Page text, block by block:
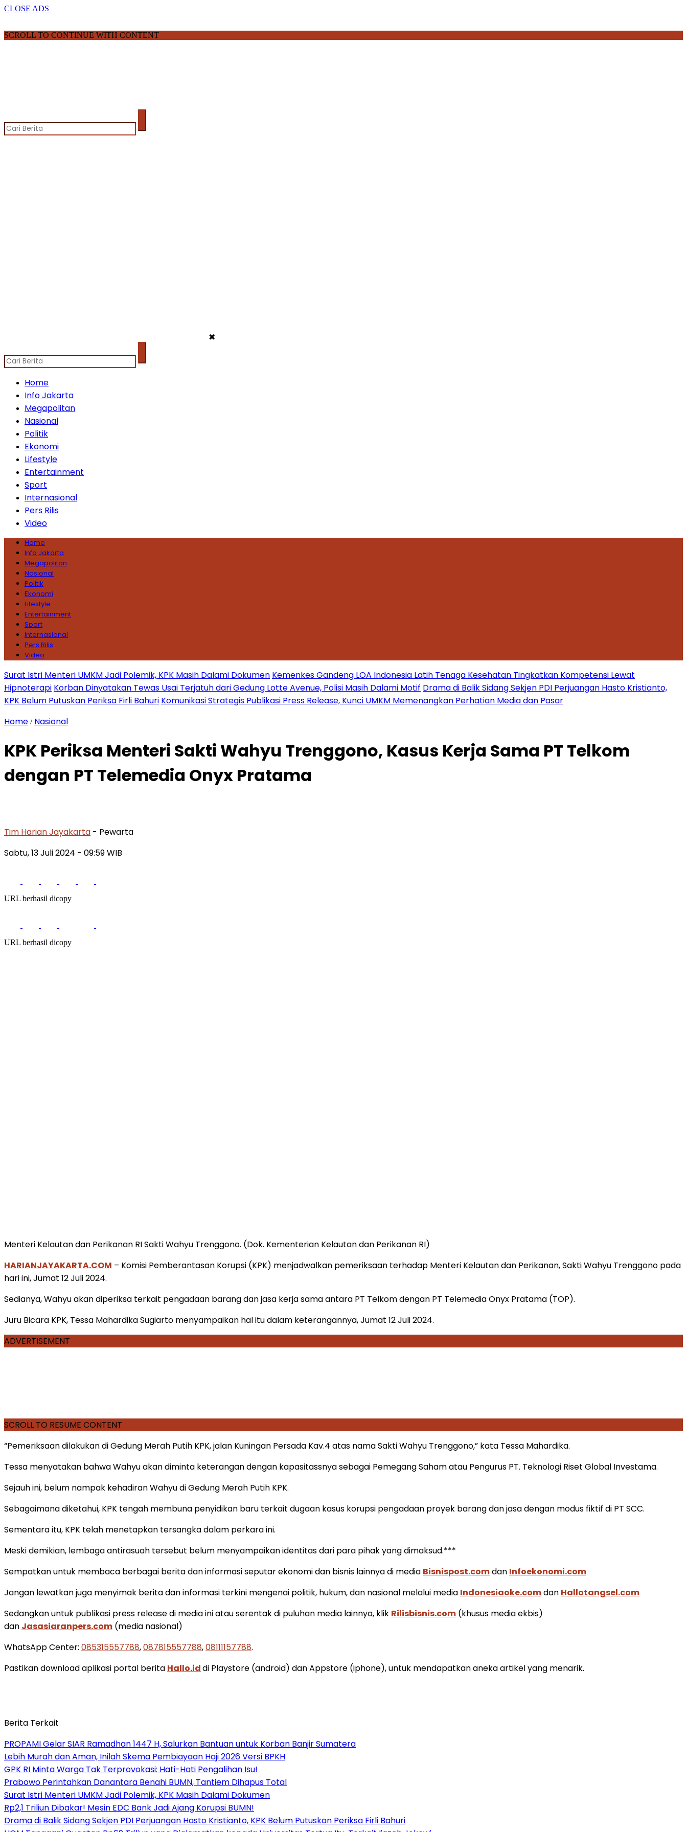
CLOSE ADS
SCROLL TO CONTINUE WITH CONTENT
✖
Home
Info Jakarta
Megapolitan
Nasional
Politik
Ekonomi
Lifestyle
Entertainment
Sport
Internasional
Pers Rilis
Video
Home
Info Jakarta
Megapolitan
Nasional
Politik
Ekonomi
Lifestyle
Entertainment
Sport
Internasional
Pers Rilis
Video
Surat Istri Menteri UMKM Jadi Polemik, KPK Masih Dalami Dokumen Kemenkes Gandeng LOA Indonesia Latih Tenaga Kesehatan Tingkatkan Kompetensi Lewat
Hipnoterapi Korban Dinyatakan Tewas Usai Terjatuh dari Gedung Lotte Avenue, Polisi Masih Dalami Motif Drama di Balik Sidang Sekjen PDI Perjuangan Hasto Kristianto,
KPK Belum Putuskan Periksa Firli Bahuri Komunikasi Strategis Publikasi Press Release, Kunci UMKM Memenangkan Perhatian Media dan Pasar
Home / Nasional
KPK Periksa Menteri Sakti Wahyu Trenggono, Kasus Kerja Sama PT Telkom
dengan PT Telemedia Onyx Pratama
Tim Harian Jayakarta - Pewarta
Sabtu, 13 Juli 2024 - 09:59 WIB
URL berhasil dicopy
URL berhasil dicopy
Menteri Kelautan dan Perikanan RI Sakti Wahyu Trenggono. (Dok. Kementerian Kelautan dan Perikanan RI)
HARIANJAYAKARTA.COM – Komisi Pemberantasan Korupsi (KPK) menjadwalkan pemeriksaan terhadap Menteri Kelautan dan Perikanan, Sakti Wahyu Trenggono pada
hari ini, Jumat 12 Juli 2024.
Sedianya, Wahyu akan diperiksa terkait pengadaan barang dan jasa kerja sama antara PT Telkom dengan PT Telemedia Onyx Pratama (TOP).
Juru Bicara KPK, Tessa Mahardika Sugiarto menyampaikan hal itu dalam keterangannya, Jumat 12 Juli 2024.
ADVERTISEMENT
SCROLL TO RESUME CONTENT
“Pemeriksaan dilakukan di Gedung Merah Putih KPK, jalan Kuningan Persada Kav.4 atas nama Sakti Wahyu Trenggono,” kata Tessa Mahardika.
Tessa menyatakan bahwa Wahyu akan diminta keterangan dengan kapasitassnya sebagai Pemegang Saham atau Pengurus PT. Teknologi Riset Global Investama.
Sejauh ini, belum nampak kehadiran Wahyu di Gedung Merah Putih KPK.
Sebagaimana diketahui, KPK tengah membuna penyidikan baru terkait dugaan kasus korupsi pengadaan proyek barang dan jasa dengan modus fiktif di PT SCC.
Sementara itu, KPK telah menetapkan tersangka dalam perkara ini.
Meski demikian, lembaga antirasuah tersebut belum menyampaikan identitas dari para pihak yang dimaksud.***
Sempatkan untuk membaca berbagai berita dan informasi seputar ekonomi dan bisnis lainnya di media Bisnispost.comdan Infoekonomi.com
Jangan lewatkan juga menyimak berita dan informasi terkini mengenai politik, hukum, dan nasional melalui media Indonesiaoke.comdan Hallotangsel.com
Sedangkan untuk publikasi press release di media ini atau serentak di puluhan media lainnya, klik Rilisbisnis.com (khusus media ekbis)
dan Jasasiaranpers.com (media nasional)
WhatsApp Center: 085315557788,087815557788,08111157788.
Pastikan download aplikasi portal berita Hallo.iddi Playstore (android) dan Appstore (iphone), untuk mendapatkan aneka artikel yang menarik.
Berita Terkait
PROPAMI Gelar SIAR Ramadhan 1447 H, Salurkan Bantuan untuk Korban Banjir Sumatera
Lebih Murah dan Aman, Inilah Skema Pembiayaan Haji 2026 Versi BPKH
GPK RI Minta Warga Tak Terprovokasi: Hati-Hati Pengalihan Isu!
Prabowo Perintahkan Danantara Benahi BUMN, Tantiem Dihapus Total
Surat Istri Menteri UMKM Jadi Polemik, KPK Masih Dalami Dokumen
Rp2,1 Triliun Dibakar! Mesin EDC Bank Jadi Ajang Korupsi BUMN!
Drama di Balik Sidang Sekjen PDI Perjuangan Hasto Kristianto, KPK Belum Putuskan Periksa Firli Bahuri